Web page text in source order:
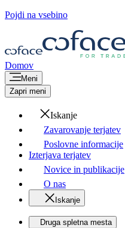
Pojdi na vsebino
Domov
Meni
Zapri meni
Iskanje
Zavarovanje terjatev
Poslovne informacije
Izterjava terjatev
Novice in publikacije
O nas
Iskanje
Druga spletna mesta